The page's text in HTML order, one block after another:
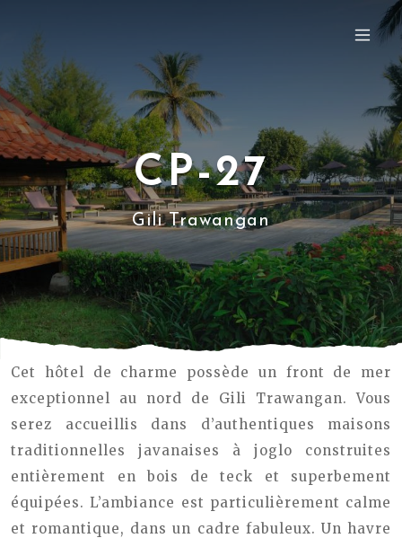
CP-27
Gili Trawangan
Cet hôtel de charme possède un front de mer
exceptionnel au nord de Gili Trawangan. Vous
serez accueillis dans d’authentiques maisons
traditionnelles javanaises à joglo construites
entièrement en bois de teck et superbement
équipées. L’ambiance est particulièrement calme
et romantique, dans un cadre fabuleux. Un havre